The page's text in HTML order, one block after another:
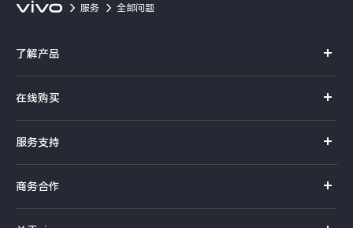
服务 全部问题
了解产品
S系列
Y系列
iQOO手机
在线购买
选购手机
选购配件
服务支持
服务网点
商务合作